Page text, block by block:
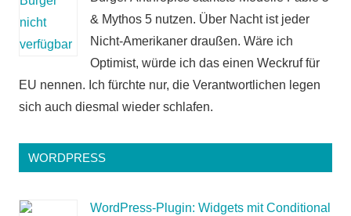
& Mythos 5 nutzen. Über Nacht ist jeder
Nicht-Amerikaner draußen. Wäre ich
Optimist, würde ich das einen Weckruf für
EU nennen. Ich fürchte nur, die Verantwortlichen legen
sich auch diesmal wieder schlafen.
WORDPRESS
WordPress-Plugin: Widgets mit Conditional